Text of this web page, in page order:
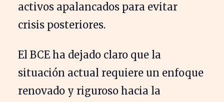
activos apalancados para evitar
crisis posteriores.
El BCE ha dejado claro que la
situación actual requiere un enfoque
renovado y riguroso hacia la